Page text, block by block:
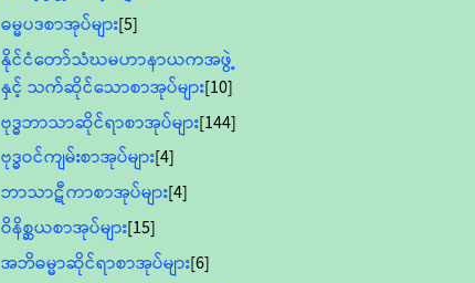
ဓမ္မပဒစာအုပ်များ[5]
နိုင်ငံတော်သံဃမဟာနာယကအဖွဲ့
နှင့် သက်ဆိုင်သောစာအုပ်များ[10]
ဗုဒ္ဓဘာသာဆိုင်ရာစာအုပ်များ[144]
ဗုဒ္ဓဝင်ကျမ်းစာအုပ်များ[4]
ဘာသာဋီကာစာအုပ်များ[4]
ဝိနိစ္ဆယစာအုပ်များ[15]
အဘိဓမ္မာဆိုင်ရာစာအုပ်များ[6]